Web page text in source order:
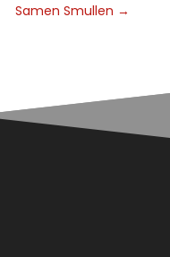
Samen Smullen →